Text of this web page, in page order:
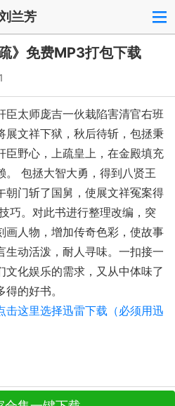
兰芳
》免费MP3打包下载
臣太师庞吉一伙栽陷害清官右班
展文祥下狱，秋后待斩，包拯秉
臣野心，上疏皇上，在金殿填充
。 包拯大智大勇，得到八贤王
朝门斩了国舅，使展文祥冤案得
巧。对此书进行整理改编，突
画人物，增加传奇色彩，使故事
生动活泼，耐人寻味。一扣接一
文化娱乐的需求，又从中体味了
得的好书。
击这里选择迅雷下载（必须用迅